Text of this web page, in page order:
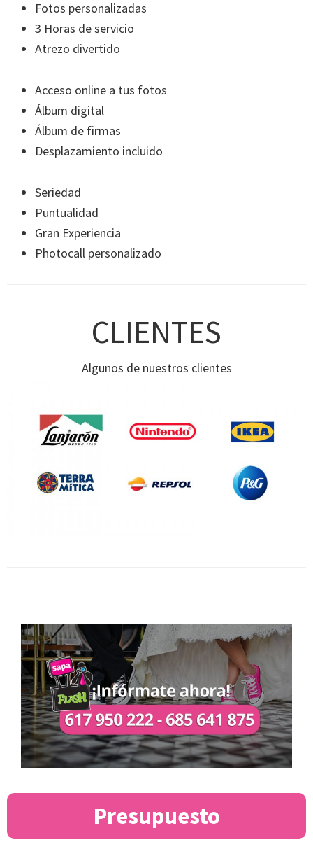
Fotos personalizadas
3 Horas de servicio
Atrezo divertido
Acceso online a tus fotos
Álbum digital
Álbum de firmas
Desplazamiento incluido
Seriedad
Puntualidad
Gran Experiencia
Photocall personalizado
CLIENTES
Algunos de nuestros clientes
Presupuesto